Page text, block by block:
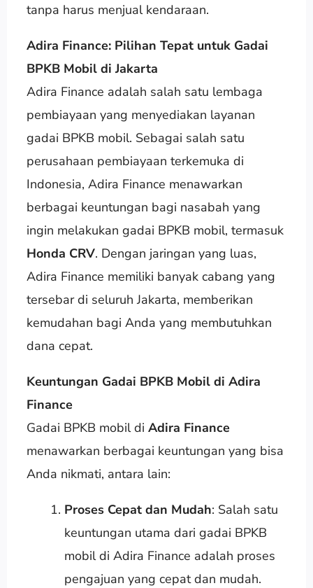
tanpa harus menjual kendaraan.
Adira Finance: Pilihan Tepat untuk Gadai
BPKB Mobil di Jakarta
Adira Finance adalah salah satu lembaga
pembiayaan yang menyediakan layanan
gadai BPKB mobil. Sebagai salah satu
perusahaan pembiayaan terkemuka di
Indonesia, Adira Finance menawarkan
berbagai keuntungan bagi nasabah yang
ingin melakukan gadai BPKB mobil, termasuk
Honda CRV. Dengan jaringan yang luas,
Adira Finance memiliki banyak cabang yang
tersebar di seluruh Jakarta, memberikan
kemudahan bagi Anda yang membutuhkan
dana cepat.
Keuntungan Gadai BPKB Mobil di Adira
Finance
Gadai BPKB mobil di Adira Finance
menawarkan berbagai keuntungan yang bisa
Anda nikmati, antara lain:
Proses Cepat dan Mudah: Salah satu
keuntungan utama dari gadai BPKB
mobil di Adira Finance adalah proses
pengajuan yang cepat dan mudah.